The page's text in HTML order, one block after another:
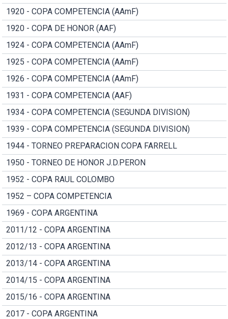
1920 - COPA COMPETENCIA (AAmF)
1920 - COPA DE HONOR (AAF)
1924 - COPA COMPETENCIA (AAmF)
1925 - COPA COMPETENCIA (AAmF)
1926 - COPA COMPETENCIA (AAmF)
1931 - COPA COMPETENCIA (AAF)
1934 - COPA COMPETENCIA (SEGUNDA DIVISION)
1939 - COPA COMPETENCIA (SEGUNDA DIVISION)
1944 - TORNEO PREPARACION COPA FARRELL
1950 - TORNEO DE HONOR J.D.PERON
1952 - COPA RAUL COLOMBO
1952 – COPA COMPETENCIA
1969 - COPA ARGENTINA
2011/12 - COPA ARGENTINA
2012/13 - COPA ARGENTINA
2013/14 - COPA ARGENTINA
2014/15 - COPA ARGENTINA
2015/16 - COPA ARGENTINA
2017 - COPA ARGENTINA